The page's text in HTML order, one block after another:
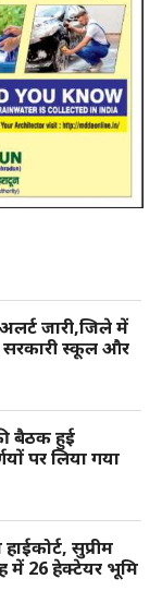
अलर्ट जारी,जिले में
स्कूल और
बैठक हुई
पर लिया गया
सुप्रीम
में 26 हेक्टेयर भूमि